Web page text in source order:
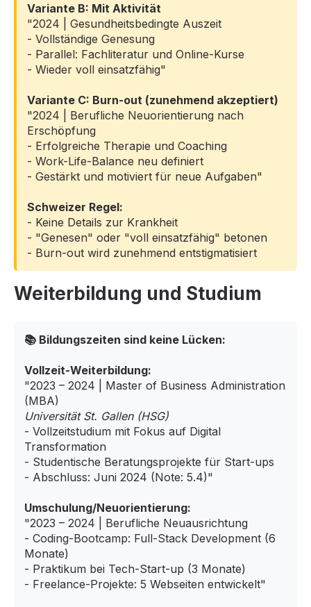
Variante B: Mit Aktivität
"2024 | Gesundheitsbedingte Auszeit
- Vollständige Genesung
- Parallel: Fachliteratur und Online-Kurse
- Wieder voll einsatzfähig"
Variante C: Burn-out (zunehmend akzeptiert)
"2024 | Berufliche Neuorientierung nach
Erschöpfung
- Erfolgreiche Therapie und Coaching
- Work-Life-Balance neu definiert
- Gestärkt und motiviert für neue Aufgaben"
Schweizer Regel:
- Keine Details zur Krankheit
- "Genesen" oder "voll einsatzfähig" betonen
- Burn-out wird zunehmend entstigmatisiert
Weiterbildung und Studium
📚 Bildungszeiten sind keine Lücken:
Vollzeit-Weiterbildung:
"2023 – 2024 | Master of Business Administration
(MBA)
Universität St. Gallen (HSG)
- Vollzeitstudium mit Fokus auf Digital
Transformation
- Studentische Beratungsprojekte für Start-ups
- Abschluss: Juni 2024 (Note: 5.4)"
Umschulung/Neuorientierung:
"2023 – 2024 | Berufliche Neuausrichtung
- Coding-Bootcamp: Full-Stack Development (6
Monate)
- Praktikum bei Tech-Start-up (3 Monate)
- Freelance-Projekte: 5 Webseiten entwickelt"